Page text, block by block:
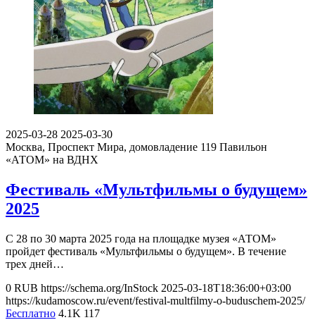
2025-03-28 2025-03-30
Москва, Проспект Мира, домовладение 119 Павильон
«АТОМ» на ВДНХ
Фестиваль «Мультфильмы о будущем»
2025
С 28 по 30 марта 2025 года на площадке музея «АТОМ»
пройдет фестиваль «Мультфильмы о будущем». В течение
трех дней…
0 RUB https://schema.org/InStock 2025-03-18T18:36:00+03:00
https://kudamoscow.ru/event/festival-multfilmy-o-buduschem-2025/
Бесплатно 4.1K 117